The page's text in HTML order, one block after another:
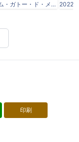
2022-プライム・ガトー・ド・メゾン.jpg
印刷